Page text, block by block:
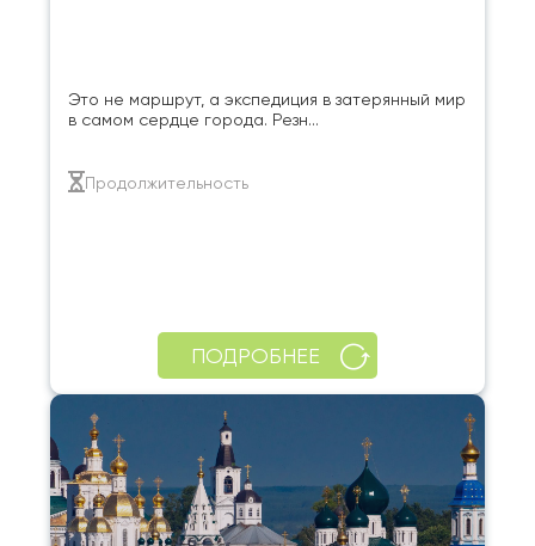
Это не маршрут, а экспедиция в затерянный мир
в самом сердце города. Резн...
Продолжительность
ПОДРОБНЕЕ